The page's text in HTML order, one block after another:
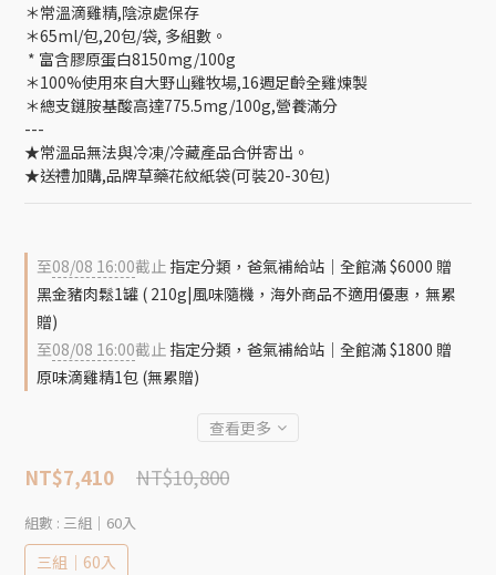
＊常溫滴雞精,陰涼處保存
＊65ml/包,20包/袋, 多組數。
* 富含膠原蛋白8150mg/100g
＊100%使用來自大野山雞牧場,16週足齡全雞煉製
＊總支鏈胺基酸高達775.5mg/100g,營養滿分
---
★常溫品無法與冷凍/冷藏產品合併寄出。
★送禮加購,品牌草藥花紋紙袋(可裝20-30包)
至08/08 16:00截止 指定分類，爸氣補給站｜全館滿 $6000 贈
黑金豬肉鬆1罐 ( 210g|風味隨機，海外商品不適用優惠，無累
贈)
至08/08 16:00截止 指定分類，爸氣補給站｜全館滿 $1800 贈
原味滴雞精1包 (無累贈)
查看更多
NT$10,800
NT$7,410
組數 : 三組｜60入
三組｜60入